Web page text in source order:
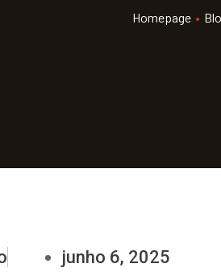
Homepage •
junho 6, 2025